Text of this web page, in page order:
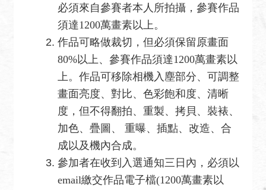
必須來自參賽者本人所拍攝，參賽作品
須達1200萬畫素以上。
作品可略做裁切，但必須保留原畫面
80%以上、參賽作品須達1200萬畫素以
上。作品可移除相機入塵部分、可調整
畫面亮度、對比、色彩飽和度、清晰
度，但不得翻拍、重製、拷貝、裝裱、
加色、疊圖、 重曝、插點、改造、合
成以及機內合成。
參加者在收到入選通知三日內，必須以
email繳交作品電子檔(1200萬畫素以